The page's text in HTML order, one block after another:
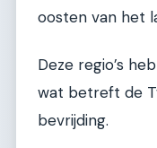
oosten van het
Deze regio’s
wat betreft de
bevrijding.